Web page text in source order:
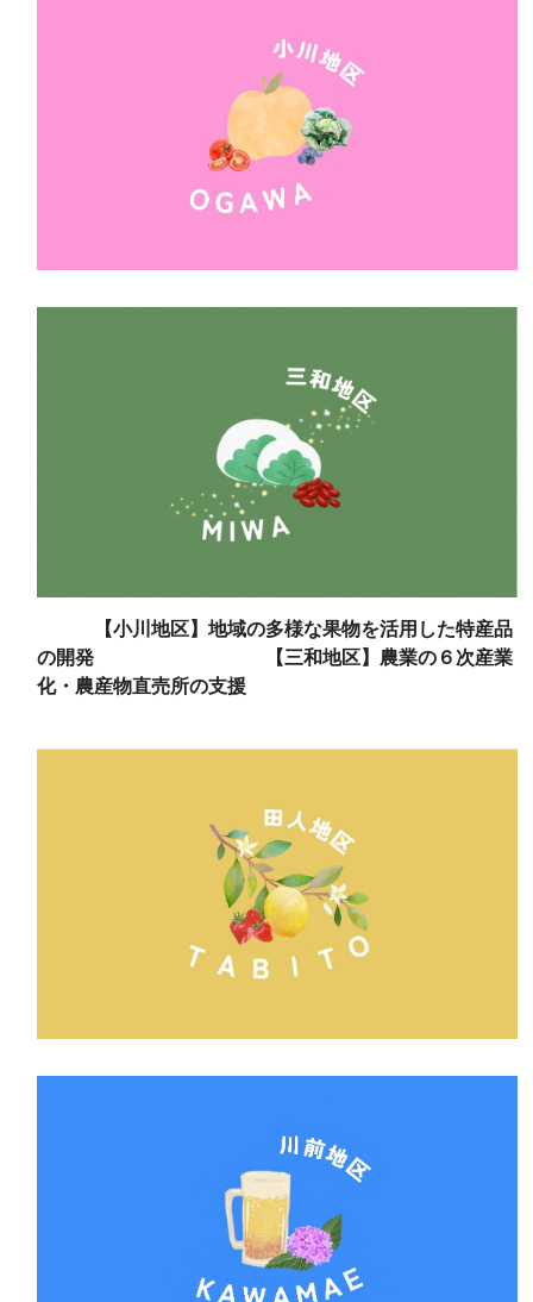
【小川地区】地域の多様な果物を活用した特産品
の開発 【三和地区】農業の６次産業
化・農産物直売所の支援